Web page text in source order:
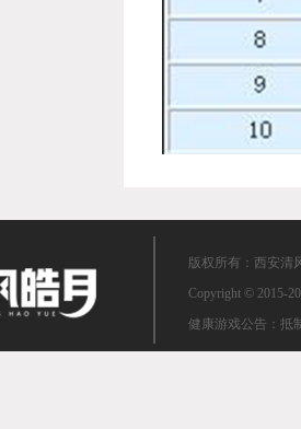
版权所有：西安清
Copyright © 2015-
健康游戏公告：抵